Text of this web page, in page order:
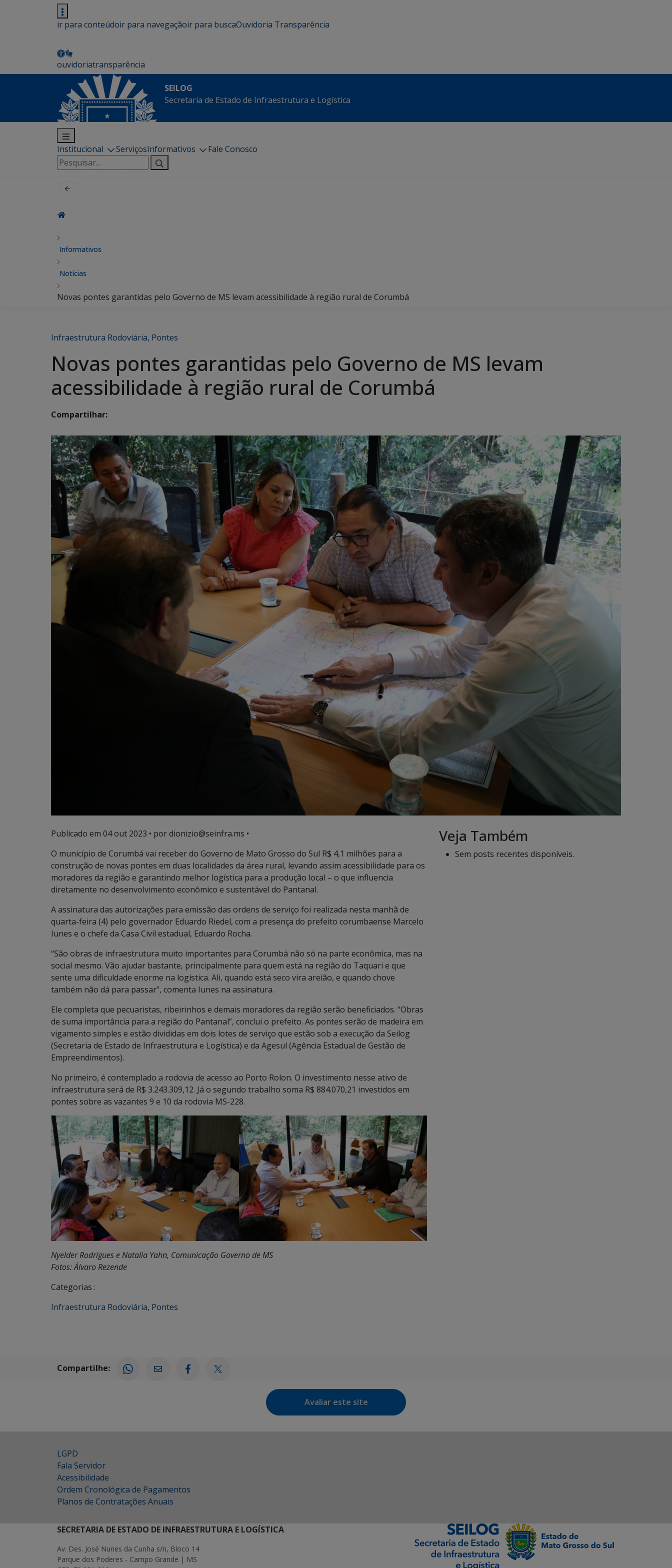
ir para conteúdoir para navegaçãoir para buscaOuvidoria Transparência
ouvidoriatransparência
SEILOG
Secretaria de Estado de Infraestrutura e Logística
Institucional ServiçosInformativos
Fale Conosco
Pesquisar
por:
Informativos
Notícias
Novas pontes garantidas pelo Governo de MS levam acessibilidade à região rural de Corumbá
Infraestrutura Rodoviária, Pontes
Novas pontes garantidas pelo Governo de MS levam
acessibilidade à região rural de Corumbá
Compartilhar:
Publicado em 04 out 2023 • por dionizio@seinfra.ms •
O município de Corumbá vai receber do Governo de Mato Grosso do Sul R$ 4,1 milhões para a
construção de novas pontes em duas localidades da área rural, levando assim acessibilidade para os
moradores da região e garantindo melhor logística para a produção local – o que influencia
diretamente no desenvolvimento econômico e sustentável do Pantanal.
A assinatura das autorizações para emissão das ordens de serviço foi realizada nesta manhã de
quarta-feira (4) pelo governador Eduardo Riedel, com a presença do prefeito corumbaense Marcelo
Iunes e o chefe da Casa Civil estadual, Eduardo Rocha.
“São obras de infraestrutura muito importantes para Corumbá não só na parte econômica, mas na
social mesmo. Vão ajudar bastante, principalmente para quem está na região do Taquari e que
sente uma dificuldade enorme na logística. Ali, quando está seco vira areião, e quando chove
também não dá para passar”, comenta Iunes na assinatura.
Ele completa que pecuaristas, ribeirinhos e demais moradores da região serão beneficiados. “Obras
de suma importância para a região do Pantanal”, conclui o prefeito. As pontes serão de madeira em
vigamento simples e estão divididas em dois lotes de serviço que estão sob a execução da Seilog
(Secretaria de Estado de Infraestrutura e Logística) e da Agesul (Agência Estadual de Gestão de
Empreendimentos).
No primeiro, é contemplado a rodovia de acesso ao Porto Rolon. O investimento nesse ativo de
infraestrutura será de R$ 3.243.309,12. Já o segundo trabalho soma R$ 884.070,21 investidos em
pontes sobre as vazantes 9 e 10 da rodovia MS-228.
Nyelder Rodrigues e Natalia Yahn, Comunicação Governo de MS
Fotos: Álvaro Rezende
Categorias :
Infraestrutura Rodoviária, Pontes
Veja Também
Sem posts recentes disponíveis.
Compartilhe:
Avaliar este site
LGPD
Fala Servidor
Acessibilidade
Ordem Cronológica de Pagamentos
Planos de Contratações Anuais
SECRETARIA DE ESTADO DE INFRAESTRUTURA E LOGÍSTICA
Av. Des. José Nunes da Cunha s/n, Bloco 14
Parque dos Poderes - Campo Grande | MS